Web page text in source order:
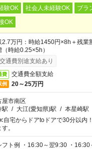
験OK 社会人未経験OK
ブラ
OK
2.7万円：時給1450円×8h＋残
（時給0.25×5h）
交通費別途支給あり
費 交通費全額支給
例 20～25万円
屋市南区
駅 / 大江(愛知県)駅 / 本星崎駅
宅からドアtoドアで30分以内
。
ト例 ・16:30～翌9:30 ・